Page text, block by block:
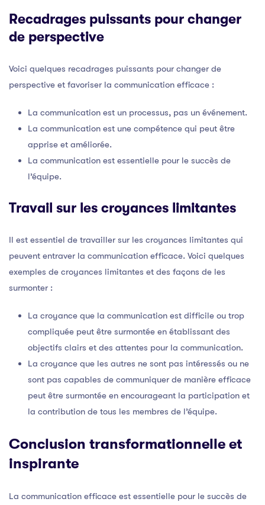
Recadrages puissants pour changer
de perspective
Voici quelques recadrages puissants pour changer de
perspective et favoriser la communication efficace :
La communication est un processus, pas un événement.
La communication est une compétence qui peut être
apprise et améliorée.
La communication est essentielle pour le succès de
l’équipe.
Travail sur les croyances limitantes
Il est essentiel de travailler sur les croyances limitantes qui
peuvent entraver la communication efficace. Voici quelques
exemples de croyances limitantes et des façons de les
surmonter :
La croyance que la communication est difficile ou trop
compliquée peut être surmontée en établissant des
objectifs clairs et des attentes pour la communication.
La croyance que les autres ne sont pas intéressés ou ne
sont pas capables de communiquer de manière efficace
peut être surmontée en encourageant la participation et
la contribution de tous les membres de l’équipe.
Conclusion transformationnelle et
inspirante
La communication efficace est essentielle pour le succès de